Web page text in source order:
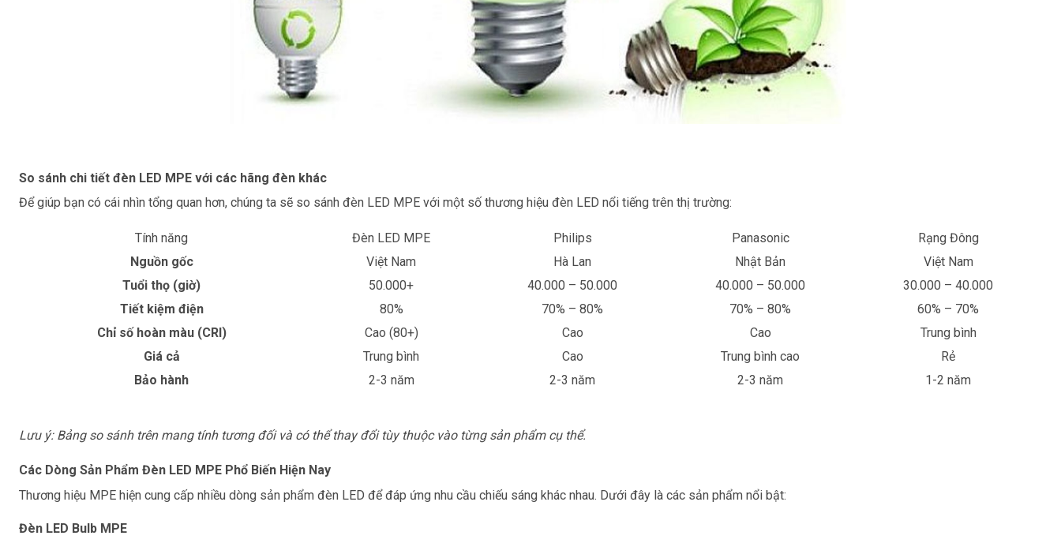
So sánh chi tiết đèn LED MPE với các hãng đèn khác
Để giúp bạn có cái nhìn tổng quan hơn, chúng ta sẽ so sánh đèn LED MPE với một số thương hiệu đèn LED nổi tiếng trên thị trường:
Tính năng Đèn LED MPE Philips Panasonic
Rạng Đông
Nguồn gốc
Việt Nam Hà Lan Nhật Bản
Việt Nam
Tuổi thọ (giờ)
50.000+ 40.000 – 50.000 40.000 – 50.000
30.000 – 40.000
Tiết kiệm điện
80% 70% – 80% 70% – 80%
60% – 70%
Chỉ số hoàn màu (CRI)
Cao (80+) Cao Cao
Trung bình
Giá cả
Trung bình Cao Trung bình cao
Rẻ
Bảo hành
2-3 năm 2-3 năm 2-3 năm 1-2 năm
Lưu ý: Bảng so sánh trên mang tính tương đối và có thể thay đổi tùy thuộc vào từng sản phẩm cụ thể.
Các Dòng Sản Phẩm Đèn LED MPE Phổ Biến Hiện Nay
Thương hiệu MPE hiện cung cấp nhiều dòng sản phẩm đèn LED để đáp ứng nhu cầu chiếu sáng khác nhau. Dưới đây là các sản phẩm nổi bật:
Đèn LED Bulb MPE